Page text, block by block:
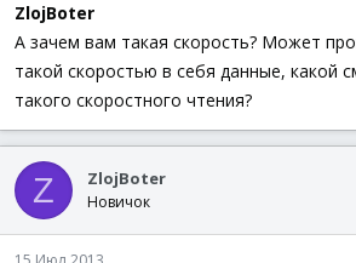
ZlojBoter
А зачем вам такая скорость? Может
такой скоростью в себя данные, какой
такого скоростного чтения?
Z ZlojBoter
Новичок